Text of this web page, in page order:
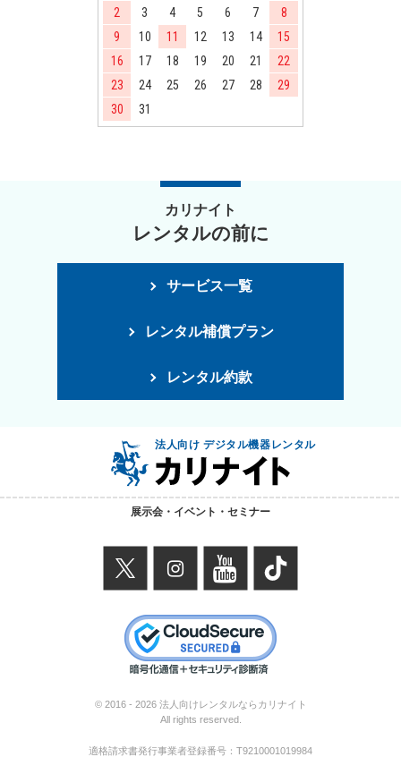
2
3 4 5 6 7
8
9
10 11 12 13 14
15
16
17 18 19 20 21
22
23
24 25 26 27 28
29
30
31
カリナイト
レンタルの前に
サービス一覧
レンタル補償プラン
レンタル約款
法人向け デジタル機器レンタル
展示会・イベント・セミナー
© 2016 - 2026 法人向けレンタルならカリナイト
All rights reserved.
適格請求書発行事業者登録番号： T9210001019984